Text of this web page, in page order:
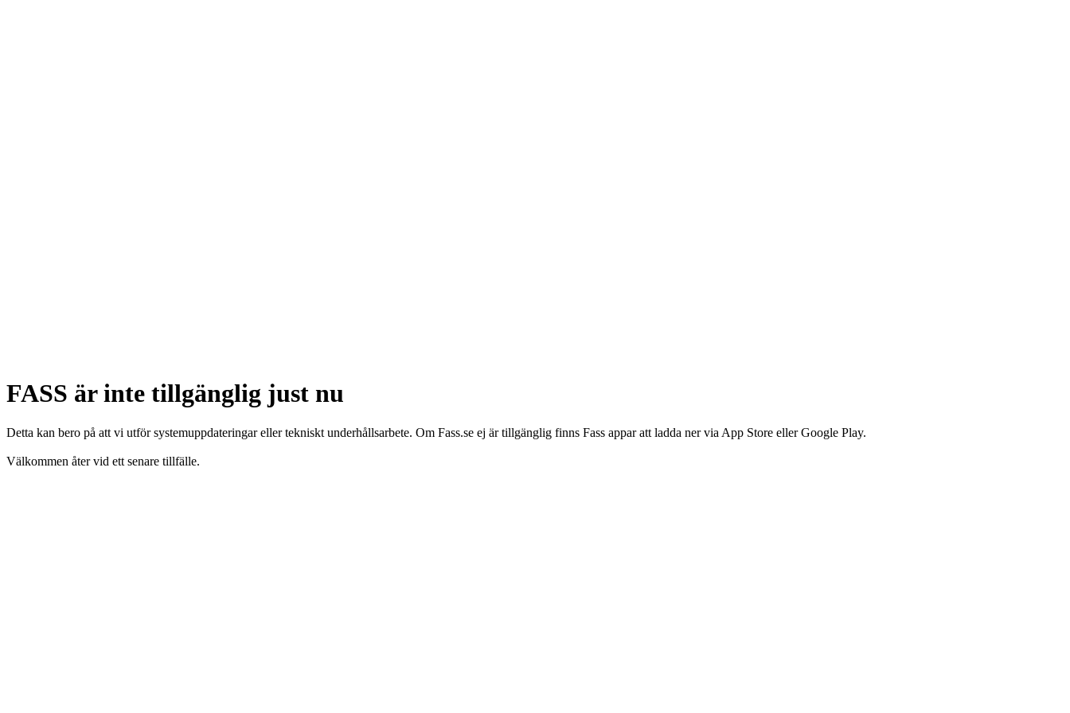
FASS är inte tillgänglig just nu
Detta kan bero på att vi utför systemuppdateringar eller tekniskt underhållsarbete. Om Fass.se ej är tillgänglig finns Fass appar att ladda ner via App Store eller Google Play.
Välkommen åter vid ett senare tillfälle.